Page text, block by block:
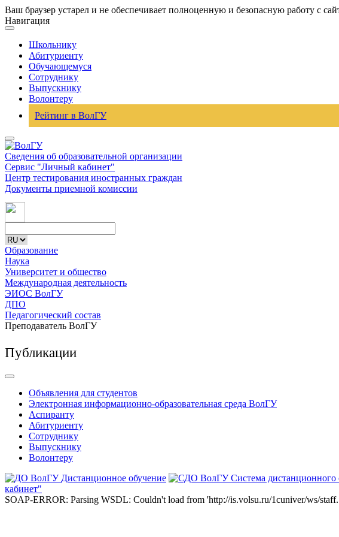
Ваш браузер устарел и не обеспечивает полноценную и безопасную работу с
Навигация
Школьнику
Абитуриенту
Обучающемуся
Сотруднику
Выпускнику
Волонтеру
Рейтинг в ВолГУ
Сведения об образовательной организации
Сервис "Личный кабинет"
Центр тестирования иностранных граждан
Документы приемной комиссии
Образование
Наука
Университет и общество
Международная деятельность
ЭИОС ВолГУ
ДПО
Педагогический состав
Преподаватель ВолГУ
Публикации
Объявления для студентов
Электронная информационно-образовательная среда ВолГУ
Аспиранту
Абитуриенту
Сотруднику
Выпускнику
Волонтеру
Дистанционное обучение
Система
кабинет"
SOAP-ERROR: Parsing WSDL: Couldn't load from 'http://is.volsu.ru/1cuniver/ws/